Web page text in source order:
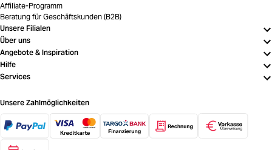
Affiliate-Programm
Beratung für Geschäftskunden (B2B)
Unsere Filialen
Über uns
Angebote & Inspiration
Hilfe
Services
Unsere Zahlmöglichkeiten